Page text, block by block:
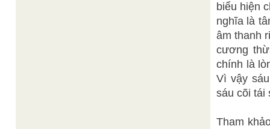
biểu hiện
nghĩa là
âm thanh
cương
chính là
Vì vậy
sáu cõi tái
Tham